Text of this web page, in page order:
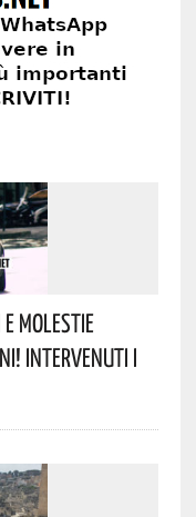
Molestie
Intervenuti I